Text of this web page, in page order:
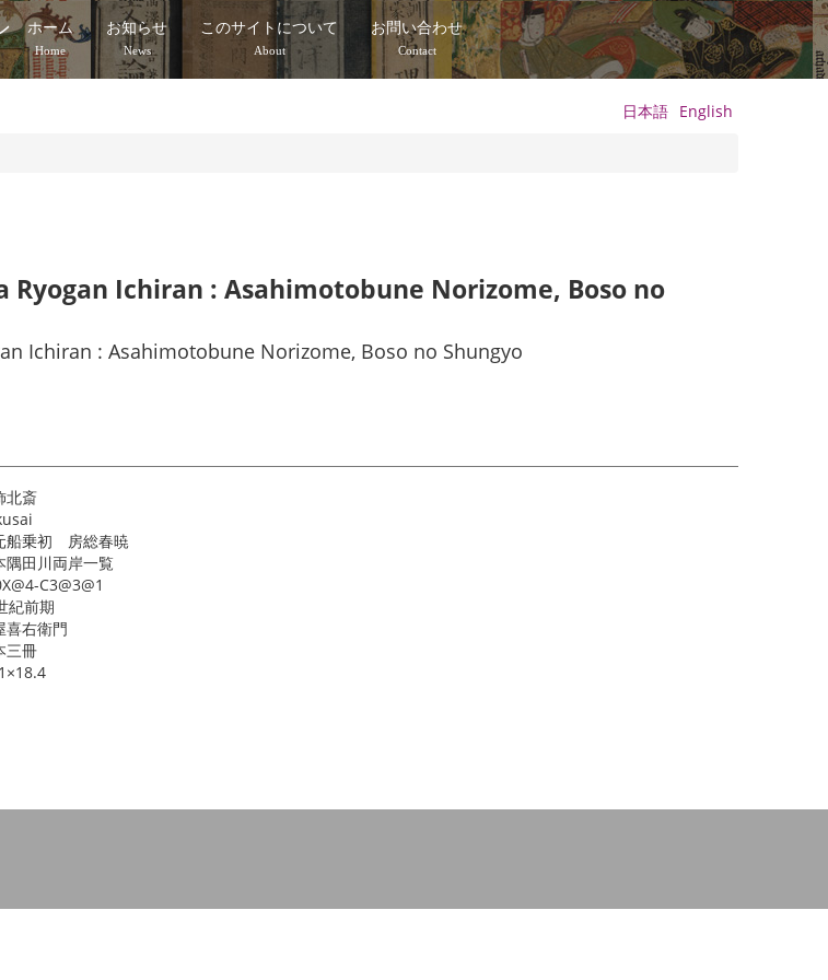
ホーム
Home
お知らせ
News
このサイトについて
About
お問い合わせ
Contact
日本語 English
Ryogan Ichiran : Asahimotobune Norizome, Boso no
Ichiran : Asahimotobune Norizome, Boso no Shungyo
北斎
船乗初 房総春暁
隅田川両岸一覧
C3@3@1
紀前期
喜右衛門
三冊